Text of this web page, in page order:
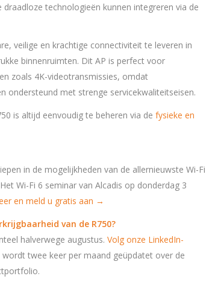
technologieën kunnen integreren via de
veilige en krachtige connectiviteit te leveren in
binnenruimten. Dit AP is perfect voor
zoals 4K-videotransmissies, omdat
ondersteund met strenge servicekwaliteitseisen.
is altijd eenvoudig te beheren via de fysieke en
in de mogelijkheden van de allernieuwste Wi-Fi
Wi-Fi 6 seminar van Alcadis op donderdag 3
en meld u gratis aan →
van de R750?
halverwege augustus. Volg onze LinkedIn-
twee keer per maand geüpdatet over de